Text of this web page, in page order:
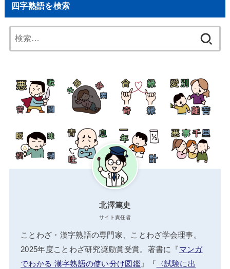
四字熟語を検索
索:
北澤篤史
サイト責任者
ことわざ・漢字熟語の専門家、ことわざ学会理事。
2025年度ことわざ研究奨励賞受賞。著書に『マンガ
でわかる 漢字熟語の使い分け図鑑』『 〈試験に出